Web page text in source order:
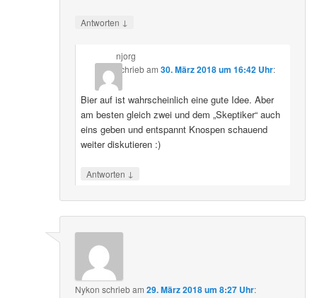
Antworten ↓
njorg
schriebam 30. März 2018 um 16:42 Uhr:
Bier auf ist wahrscheinlich eine gute Idee. Aber
am besten gleich zwei und dem „Skeptiker“ auch
eins geben und entspannt Knospen schauend
weiter diskutieren :)
Antworten ↓
Nykon schriebam29. März 2018 um 8:27 Uhr: